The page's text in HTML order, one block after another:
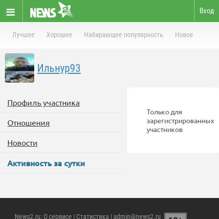
Вход
Лучшее Хорошее Набирающее популярность Новое
Ильнур93
Профиль участника
Отношения
Новости
Активность за сутки
Только для
зарегистрированных
участников
News2.ru: О сервисе | Статистика | admin@news2.ru